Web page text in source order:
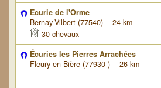
Ecurie de l'Orme
Bernay-Vilbert (77540) -- 24 km
30 chevaux
Écuries les Pierres Arrachées
Fleury-en-Bière (77930 ) -- 26 km